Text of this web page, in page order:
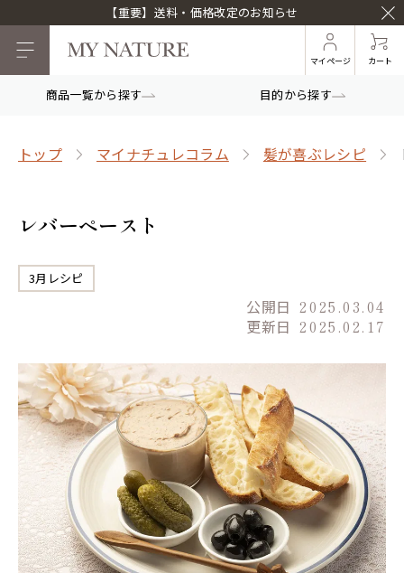
【重要】送料・価格改定のお知らせ
マイページ カート
商品一覧から探す 目的から探す
トップ マイナチュレコラム 髪が喜ぶレシピ
レバーペースト
3月レシピ
公開日 2025.03.04
更新日 2025.02.17